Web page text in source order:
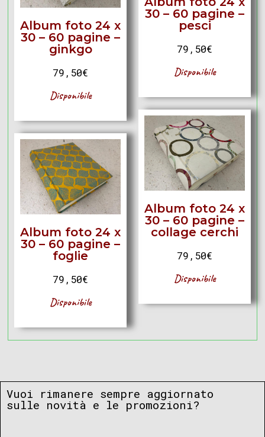
30 – 60 pagine –
pesci
79,50€
Disponibile
Album foto 24 x
30 – 60 pagine –
ginkgo
79,50€
Disponibile
Album foto 24 x
30 – 60 pagine –
collage cerchi
79,50€
Disponibile
Album foto 24 x
30 – 60 pagine –
foglie
79,50€
Disponibile
Vuoi rimanere sempre aggiornato
sulle novità e le promozioni?